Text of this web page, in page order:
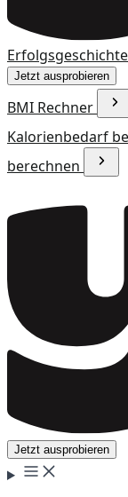
Jetzt ausprobieren
BMI Rechner
Kalorienbedarf
berechnen
Jetzt ausprobieren